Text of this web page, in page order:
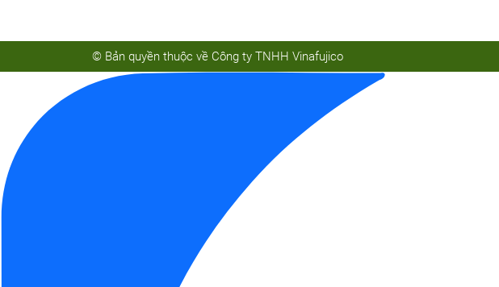
© Bản quyền thuộc về Công ty TNHH Vinafujico